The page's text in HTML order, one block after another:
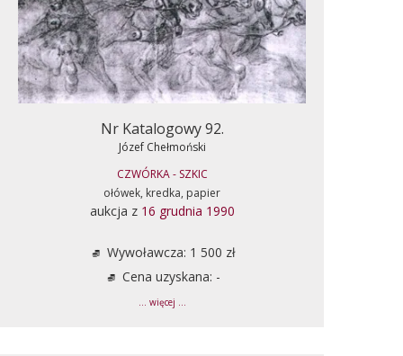
Nr Katalogowy 92.
Józef Chełmoński
CZWÓRKA - SZKIC
ołówek, kredka, papier
aukcja z 16 grudnia 1990
Wywoławcza: 1 500 zł
Cena uzyskana: -
... więcej ...